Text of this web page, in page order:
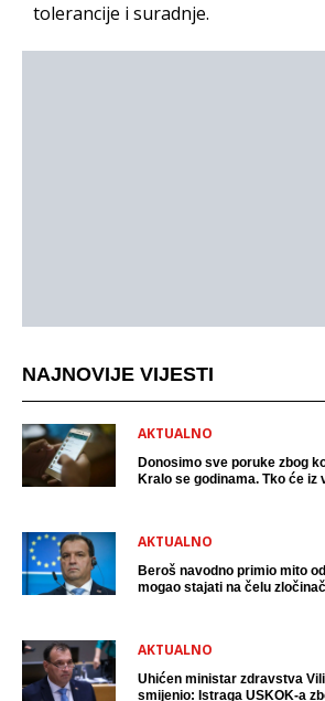
tolerancije i suradnje.
NAJNOVIJE VIJESTI
AKTUALNO
Donosimo sve poruke zbog
Kralo se godinama. Tko će iz
AKTUALNO
Beroš navodno primio mito
mogao stajati na čelu
AKTUALNO
Uhićen ministar zdravstva
smijenio: Istraga USKOK-a